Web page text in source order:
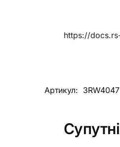
https://
Артикул: